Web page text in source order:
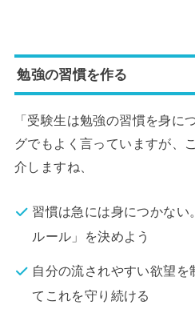
勉強の習慣を作る
「受験生は勉強の習慣を身に
グでもよく言っていますが、
介しますね、
習慣は急には身につかない
ルール」を決めよう
自分の流されやすい欲望を
てこれを守り続ける